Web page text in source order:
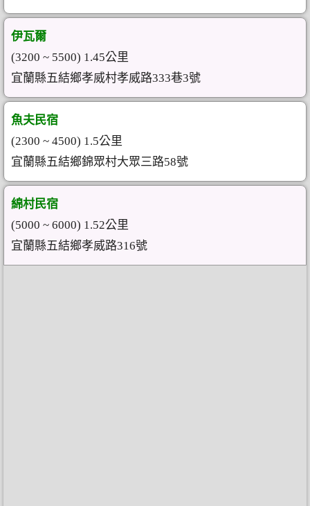
伊瓦爾
(3200 ~ 5500) 1.45公里
宜蘭縣五結鄉孝威村孝威路333巷3號
魚夫民宿
(2300 ~ 4500) 1.5公里
宜蘭縣五結鄉錦眾村大眾三路58號
綿村民宿
(5000 ~ 6000) 1.52公里
宜蘭縣五結鄉孝威路316號